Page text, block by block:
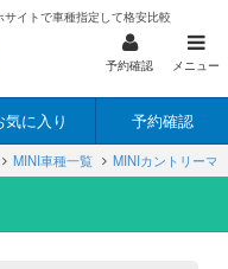
イトで車種指定して格安比較
予約確認 メニュー
気に入り 予約確認
MINI車種一覧 MINIカントリーマ